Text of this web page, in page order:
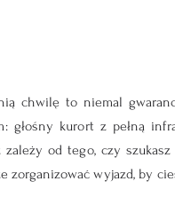
chwilę to niemal
głośny kurort z pełną
zależy od tego, czy
zorganizować wyjazd, by